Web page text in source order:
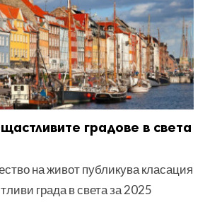
градове в света
на живот публикува класация
града в света за 2025